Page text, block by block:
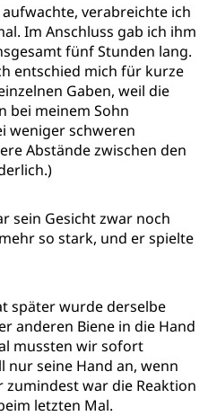
verabreichte ich
Im Anschluss gab ich ihm
fünf Stunden lang.
entschied mich für kurze
Gaben, weil die
bei meinem Sohn
weniger schweren
Abstände zwischen den
sein Gesicht zwar noch
so stark, und er spielte
später wurde derselbe
anderen Biene in die Hand
mussten wir sofort
nur seine Hand an, wenn
zumindest war die Reaktion
letzten Mal.